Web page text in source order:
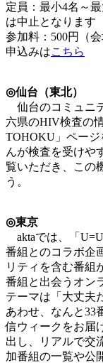
定員：最小4名～
は中止となります
参加料：500円（
申込みはこちら
◎仙台（東北）
仙台のコミュニ
六県のHIV検査の
TOHOKU」ページ
んが検査を受けや
覧いただき、この
う。
◎東京
aktaでは、「
番組とのコラボ企
リティを含む番組
番組と出会うオン
テーマは「大丈夫
あわせ、なんと33
信ウィークをお届
出し、リアルで交
加番組の一覧や公